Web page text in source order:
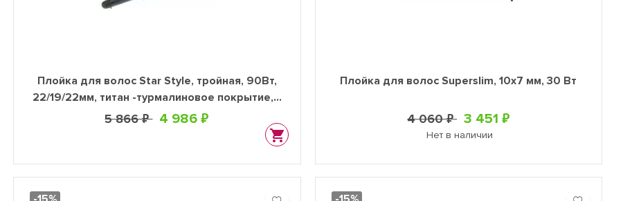
Плойка для волос Star Style, тройная, 90Вт,
22/19/22мм, титан -турмалиновое покрытие, с
терморегулятором
5 866 ₽ 4 986 ₽
Плойка для волос Superslim, 10х7 мм, 30 Вт
4 060 ₽ 3 451 ₽
Нет в наличии